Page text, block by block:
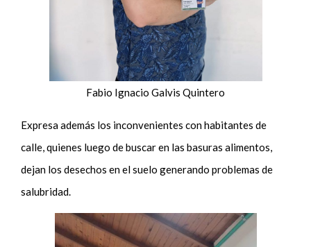
Fabio Ignacio Galvis Quintero
Expresa además los inconvenientes con habitantes de
calle, quienes luego de buscar en las basuras alimentos,
dejan los desechos en el suelo generando problemas de
salubridad.